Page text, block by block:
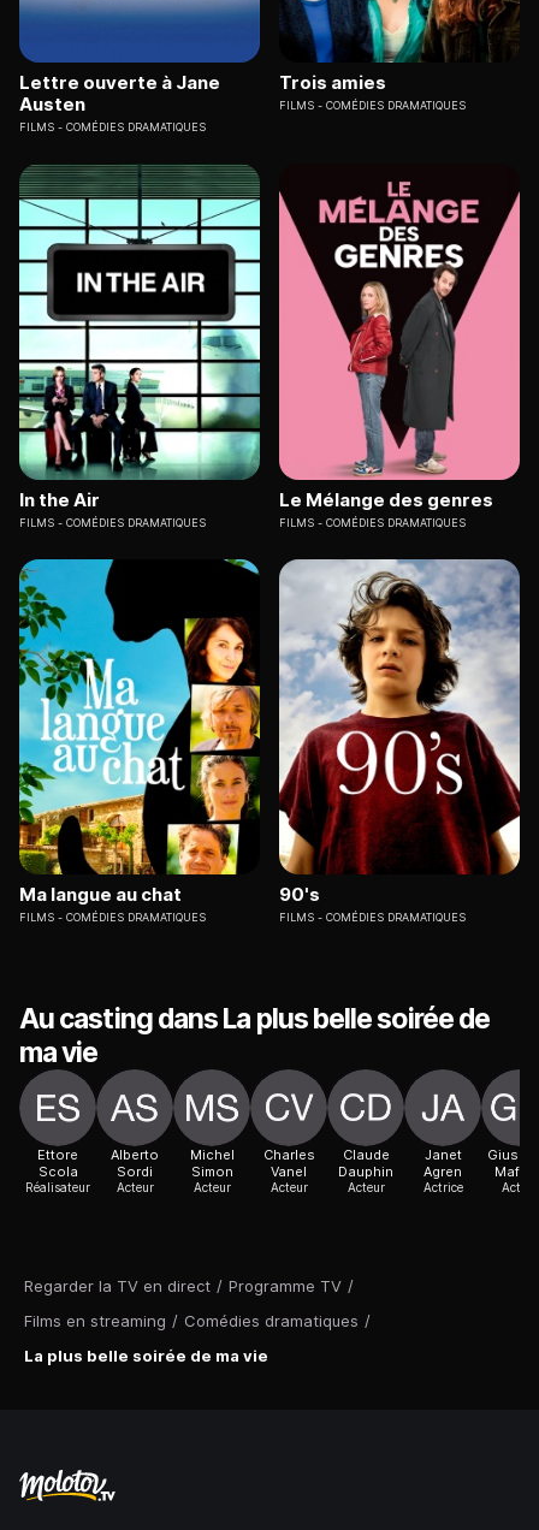
Regarder la TV en direct / Programme TV /
Films en streaming / Comédies dramatiques /
La plus belle soirée de ma vie
Lettre ouverte à Jane
Austen
FILMS COMÉDIES DRAMATIQUES
Trois amies
FILMS COMÉDIES DRAMATIQUES
In the Air
FILMS COMÉDIES DRAMATIQUES
Le Mélange des genres
FILMS COMÉDIES DRAMATIQUES
Ma langue au chat
FILMS COMÉDIES DRAMATIQUES
90's
FILMS COMÉDIES DRAMATIQUES
Au casting dans La plus belle soirée de
ma vie
Ettore
Scola
Réalisateur
Alberto
Sordi
Acteur
Michel
Simon
Acteur
Charles
Vanel
Acteur
Claude
Dauphin
Acteur
Janet
Agren
Actrice Acteur